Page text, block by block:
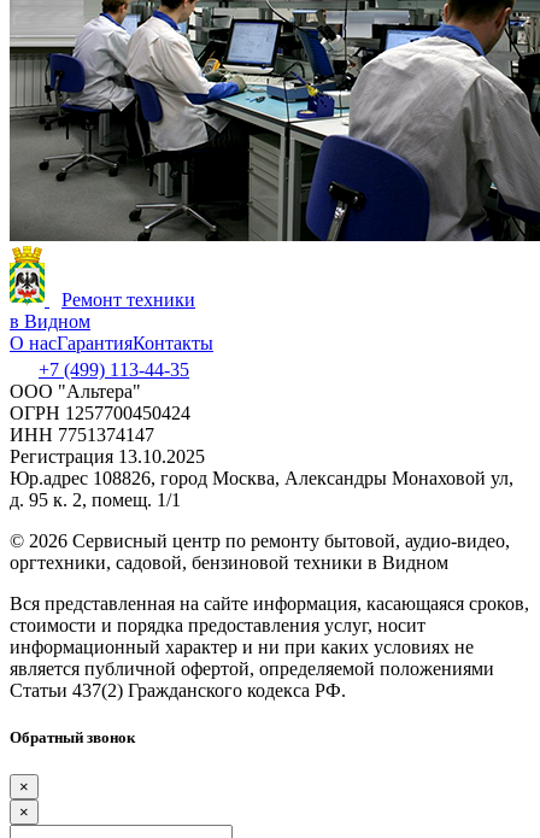
Ремонт техники
в Видном
О насГарантияКонтакты
+7 (499) 113-44-35
ООО "Альтера"
ОГРН 1257700450424
ИНН 7751374147
Регистрация 13.10.2025
Юр.адрес 108826, город Москва, Александры Монаховой ул,
д. 95 к. 2, помещ. 1/1
© 2026 Сервисный центр по ремонту бытовой, аудио-видео,
оргтехники, садовой, бензиновой техники в Видном
Вся представленная на сайте информация, касающаяся сроков,
стоимости и порядка предоставления услуг, носит
информационный характер и ни при каких условиях не
является публичной офертой, определяемой положениями
Статьи 437(2) Гражданского кодекса РФ.
Обратный звонок
×
×